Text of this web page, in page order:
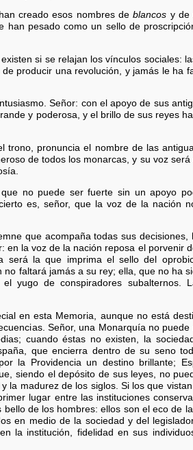
creado esos nombres deblancos y de
pesado como un sello de
si se relajan los vínculos sociales:
producir una revolución, y jamás le ha
Señor: con el apoyo de sus
y poderosa, y el brillo de sus reyes
pronuncia el nombre de las
de todos los monarcas, y su voz
no puede ser fuerte sin un apoyo
es, señor, que la voz de la nación
que acompaña todas sus
la voz de la nación reposa el porvenir
será la que imprima el sello del
faltará jamás a su rey; ella, que no ha
yugo de conspiradores subalternos.
en esta Memoria, aunque no está
Señor, una Monarquía no
cuando éstas no existen, la
que encierra dentro de su seno
la Providencia un destino brillante;
siendo el depósito de sus leyes, no
la madurez de los siglos. Si los que
lugar entre las instituciones
de los hombres: ellos son el eco de
en medio de la sociedad y del
la institución, fidelidad en sus